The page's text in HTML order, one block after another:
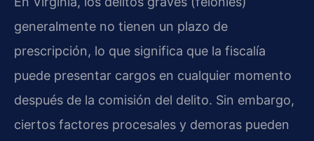
generalmente no tienen un plazo de
prescripción, lo que significa que la fiscalía
puede presentar cargos en cualquier momento
después de la comisión del delito. Sin embargo,
ciertos factores procesales y demoras pueden